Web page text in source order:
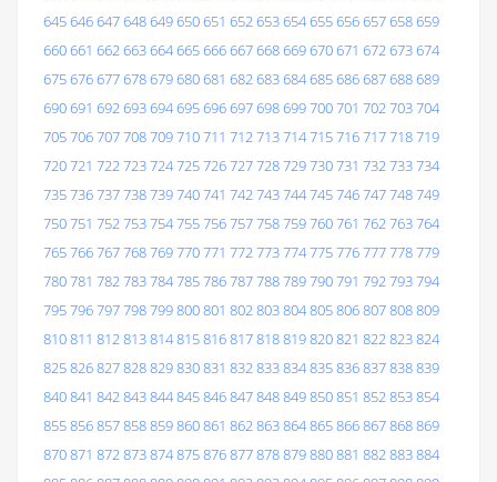
645646647648649650651 652653654655656657658659
660661 662663664665666667668669670671 672673674
675676677678679680681 682683684685686687688689
690691 692693694695696697698699700701 702703704
705706707708709710711 712713714715716717718719
720721 722723724725726727728729730731 732733734
735736737738739740741 742743744745746747748749
750751 752753754755756757758759760761 762763764
765766767768769770771 772773774775776777778779
780781 782783784785786787788789790791 792793794
795796797798799800801 802803804805806807808809
810811 812813814815816817818819820821 822823824
825826827828829830831 832833834835836837838839
840841 842843844845846847848849850851 852853854
855856857858859860861 862863864865866867868869
870871 872873874875876877878879880881 882883884